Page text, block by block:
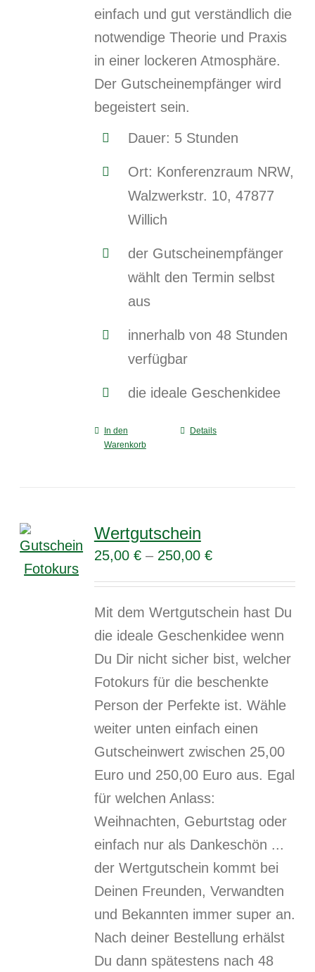
einfach und gut verständlich die
notwendige Theorie und Praxis
in einer lockeren Atmosphäre.
Der Gutscheinempfänger wird
begeistert sein.
Dauer: 5 Stunden
Ort: Konferenzraum NRW,
Walzwerkstr. 10, 47877
Willich
der Gutscheinempfänger
wählt den Termin selbst
aus
innerhalb von 48 Stunden
verfügbar
die ideale Geschenkidee
In den
Warenkorb
Details
Wertgutschein
25,00 €– 250,00 €
Mit dem Wertgutschein hast Du
die ideale Geschenkidee wenn
Du Dir nicht sicher bist, welcher
Fotokurs für die beschenkte
Person der Perfekte ist. Wähle
weiter unten einfach einen
Gutscheinwert zwischen 25,00
Euro und 250,00 Euro aus. Egal
für welchen Anlass:
Weihnachten, Geburtstag oder
einfach nur als Dankeschön ...
der Wertgutschein kommt bei
Deinen Freunden, Verwandten
und Bekannten immer super an.
Nach deiner Bestellung erhälst
Du dann spätestens nach 48